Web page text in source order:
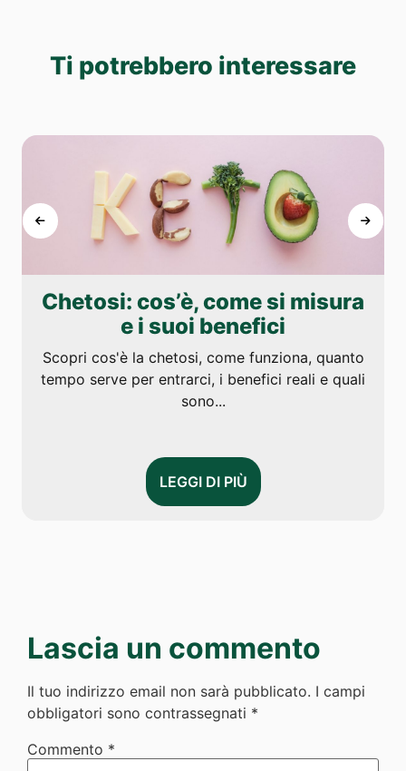
Ti potrebbero interessare
Chetosi: cos’è, come si misura
e i suoi benefici
Scopri cos'è la chetosi, come funziona, quanto
tempo serve per entrarci, i benefici reali e quali
sono...
LEGGI DI PIÙ
Lascia un commento
Il tuo indirizzo email non sarà pubblicato. I campi
obbligatori sono contrassegnati *
Commento *